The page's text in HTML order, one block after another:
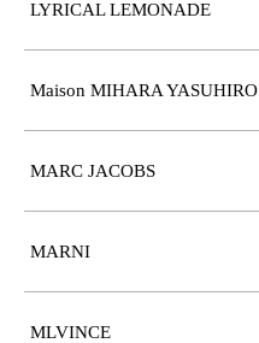
LYRICAL LEMONADE
Maison MIHARA YASUHIRO
MARC JACOBS
MARNI
MLVINCE